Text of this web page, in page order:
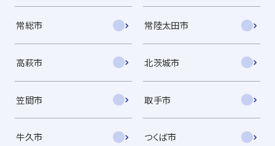
常総市 常陸太田市
高萩市 北茨城市
笠間市 取手市
牛久市 つくば市